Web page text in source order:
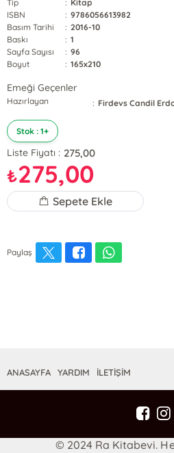
Tip : Kitap
ISBN
: 9786056613982
Basım Tarihi
: 2016-10
Baskı
: 1
Sayfa Sayısı
: 96
Boyut
: 165x210
Emeği Geçenler
Hazırlayan : Firdevs Candil
Stok : 1+
Liste Fiyatı : 275,00
₺275,00
Sepete Ekle
Paylaş
ANASAYFA YARDIM İLETİŞİM
© 2024 Ra Kitabevi.